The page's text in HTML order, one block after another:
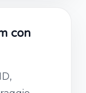
con